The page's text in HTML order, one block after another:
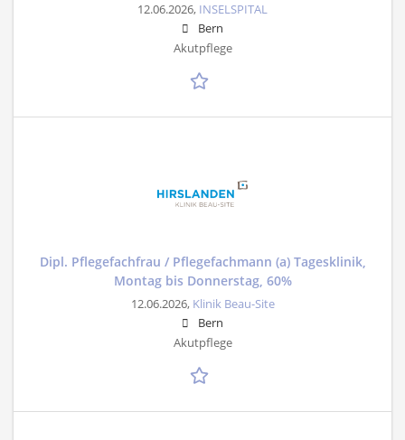
12.06.2026, INSELSPITAL
Bern
Akutpflege
Dipl. Pflegefachfrau / Pflegefachmann (a) Tagesklinik,
Montag bis Donnerstag, 60%
12.06.2026, Klinik Beau-Site
Bern
Akutpflege